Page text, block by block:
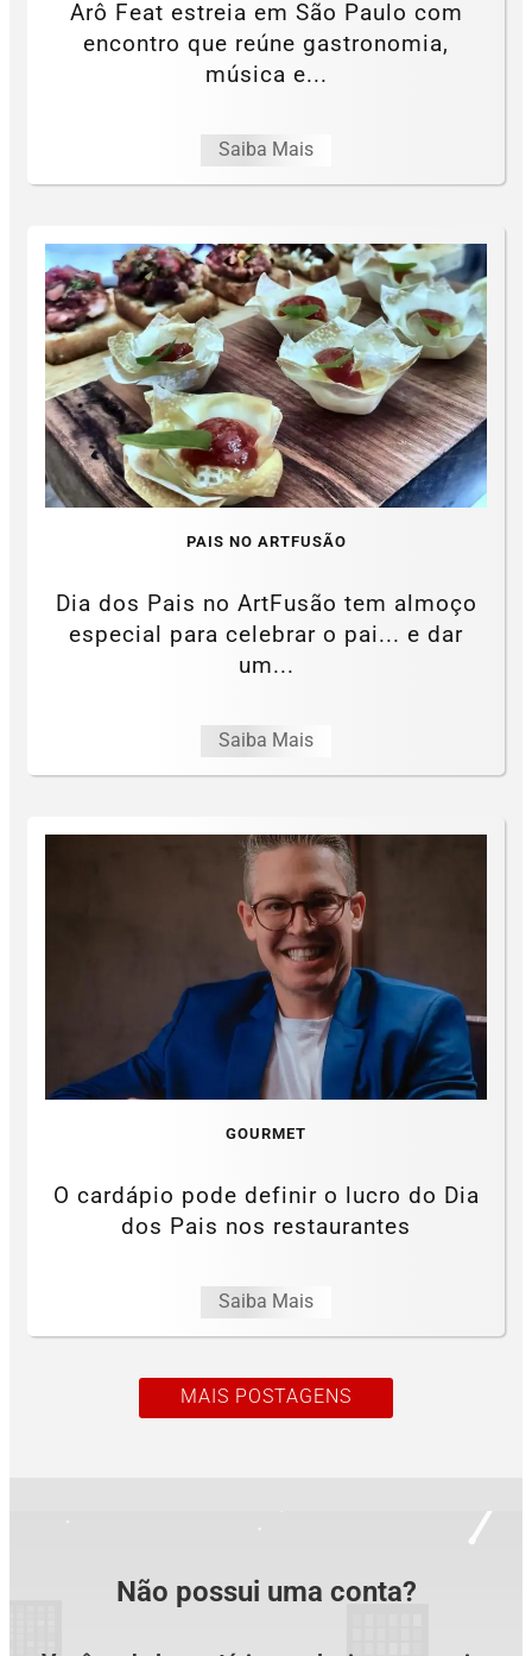
Arô Feat estreia em São Paulo com
encontro que reúne gastronomia,
música e...
Saiba Mais
PAIS NO ARTFUSÃO
Dia dos Pais no ArtFusão tem almoço
especial para celebrar o pai... e dar
um...
Saiba Mais
GOURMET
O cardápio pode definir o lucro do Dia
dos Pais nos restaurantes
Saiba Mais
MAIS POSTAGENS
Não possui uma conta?